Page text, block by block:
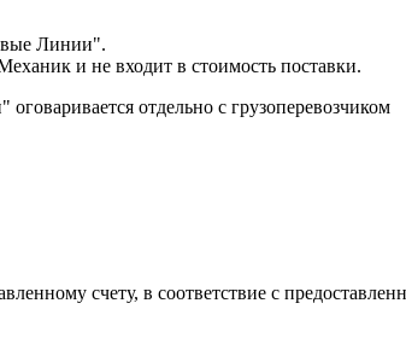
Линии".
и не входит в стоимость поставки.
отдельно с грузоперевозчиком
счету, в соответствие с